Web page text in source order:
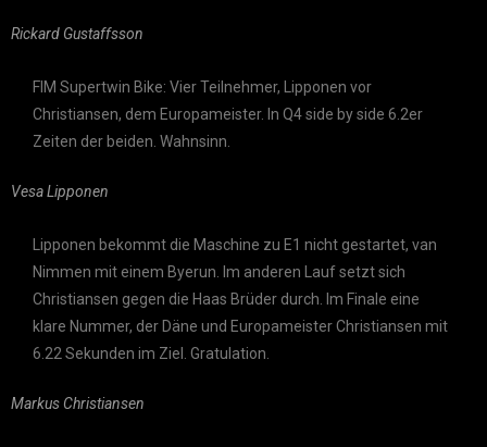
Rickard Gustaffsson
FIM Supertwin Bike: Vier Teilnehmer, Lipponen vor
Christiansen, dem Europameister. In Q4 side by side 6.2er
Zeiten der beiden. Wahnsinn.
Vesa Lipponen
Lipponen bekommt die Maschine zu E1 nicht gestartet, van
Nimmen mit einem Byerun. Im anderen Lauf setzt sich
Christiansen gegen die Haas Brüder durch. Im Finale eine
klare Nummer, der Däne und Europameister Christiansen mit
6.22 Sekunden im Ziel. Gratulation.
Markus Christiansen